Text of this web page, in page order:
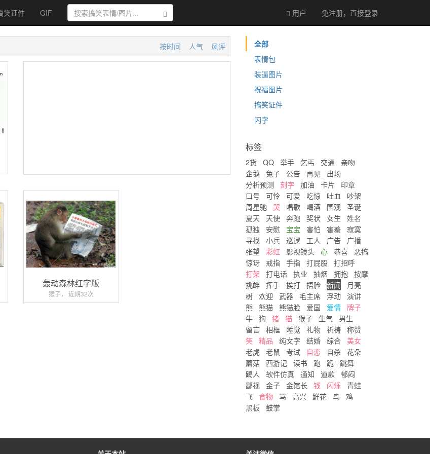
笑证件 GIF 搜索 用户 免注册，直接登录
按时间 人气 风评
轰动森林红字版
猴子， 近期32次
全部
表情包
装逼图片
祝福图片
搞笑证件
闪字
标签
2货 QQ 举手 乞丐 交通
亲吻
企鹅
兔子 公告 再见
出场
分析预测
刻字 加油 卡片
印章
口号
可怜 可爱 吃惊 吐血
吵架
周星驰
哭 唱歌 喝酒 围观
圣诞
夏天
天使 奔跑 奖状 女生
姓名
孤独
安慰 宝宝 害怕 害羞
寂寞
寻找
小兵 巡逻 工人 广告
广播
张望
彩虹 影视镜头 心 恭喜
恶搞
惊讶
戒指 手指 打屁股
打招呼
打架
打电话 执业 抽烟 拥抱
按摩
挑衅
挥手 挨打 捂脸 新闻
月亮
树
欢迎 武器 毛主席 浮动
演讲
熊
熊猫 熊猫脸 爱国 爱情
牌子
牛
狗 猪 猫 猴子 生气
男生
留言
相框 睡觉 礼物 祈祷
称赞
笑
精品 纯文字 结婚 综合
美女
老虎
老鼠 考试 自恋 自杀
花朵
蘑菇
西游记 读书 跑 跪
跳舞
踢人
软件仿真 通知 道歉
郁闷
鄙视
金子 金馆长 钱 闪烁
青蛙
飞
食物 骂 高兴 鲜花 鸟
鸡
黑板
鼓掌